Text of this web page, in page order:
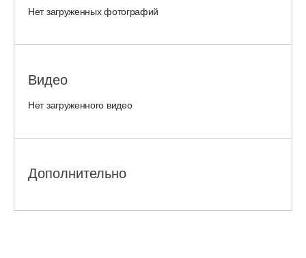
Нет загруженных фотографий
Видео
Нет загруженного видео
Дополнительно